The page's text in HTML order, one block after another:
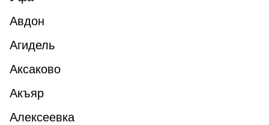
Авдон
Агидель
Аксаково
Акъяр
Алексеевка